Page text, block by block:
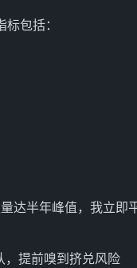
包括：
达半年峰值，我立即
提前嗅到挤兑风险